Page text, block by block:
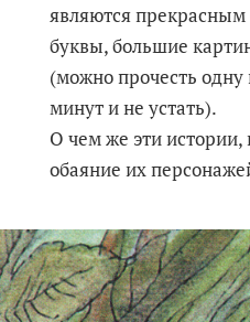
являются
буквы, большие
(можно прочесть одну
минут и не устать).
О чем же эти
обаяние их